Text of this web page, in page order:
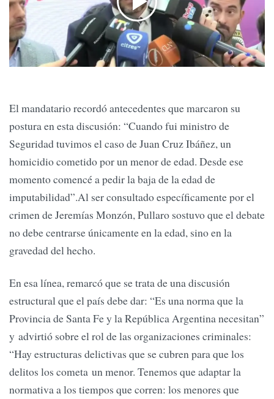
El mandatario recordó antecedentes que marcaron su
postura en esta discusión: “Cuando fui ministro de
Seguridad tuvimos el caso de Juan Cruz Ibáñez, un
homicidio cometido por un menor de edad. Desde ese
momento comencé a pedir la baja de la edad de
imputabilidad”.Al ser consultado específicamente por el
crimen de Jeremías Monzón, Pullaro sostuvo que el debate
no debe centrarse únicamente en la edad, sino en la
gravedad del hecho.
En esa línea, remarcó que se trata de una discusión
estructural que el país debe dar: “Es una norma que la
Provincia de Santa Fe y la República Argentina necesitan”
y advirtió sobre el rol de las organizaciones criminales:
“Hay estructuras delictivas que se cubren para que los
delitos los cometa un menor. Tenemos que adaptar la
normativa a los tiempos que corren: los menores que